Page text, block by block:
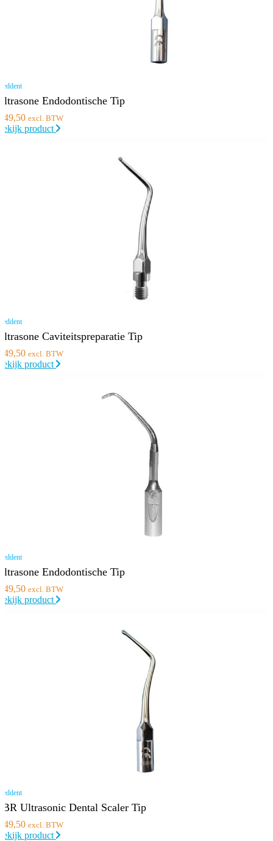
Endodontische Tip
49,50 excl. BTW
product
Caviteitspreparatie Tip
49,50 excl. BTW
product
Endodontische Tip
49,50 excl. BTW
product
Ultrasonic Dental Scaler Tip
49,50 excl. BTW
product